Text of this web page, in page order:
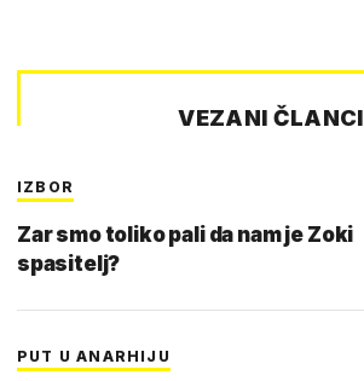
VEZANI ČLANCI
IZBOR
Zar smo toliko pali da nam je Zoki
spasitelj?
PUT U ANARHIJU